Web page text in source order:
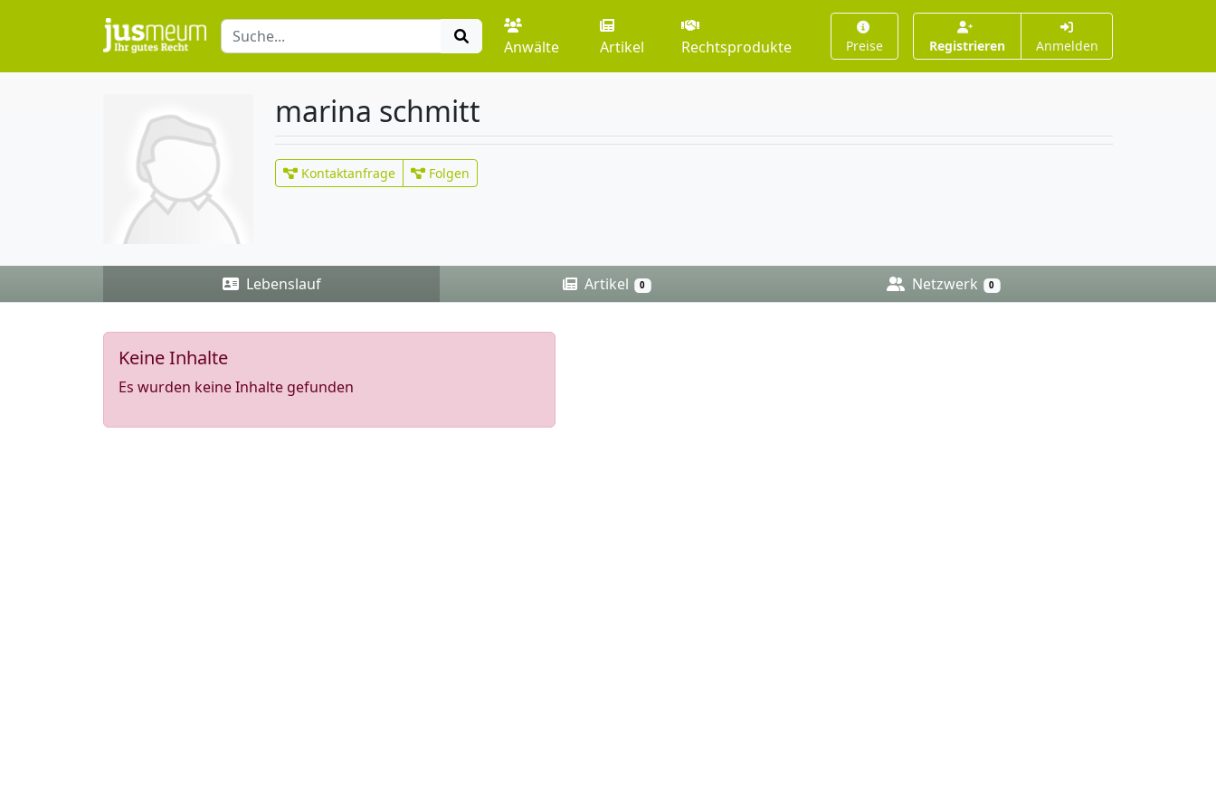
Anwälte Artikel Rechtsprodukte Preise Registrieren Anmelden
marina schmitt
Kontaktanfrage Folgen
Lebenslauf Artikel 0 Netzwerk 0
Keine Inhalte
Es wurden keine Inhalte gefunden